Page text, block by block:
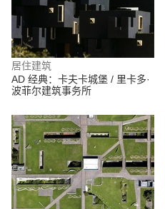
居住建筑
AD 经典：卡夫卡城堡 / 里卡多·
波菲尔建筑事务所